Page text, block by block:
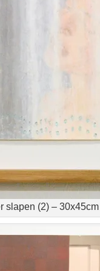
slapen (2) –